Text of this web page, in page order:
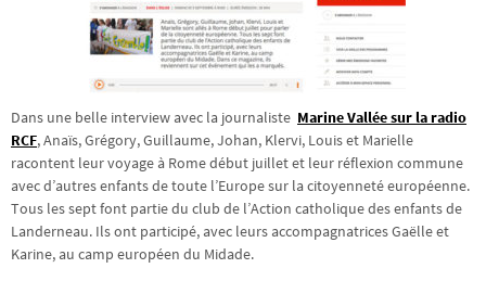
Dans une belle interview avec la journaliste Marine Vallée sur la radio
RCF, Anaïs, Grégory, Guillaume, Johan, Klervi, Louis et Marielle
racontent leur voyage à Rome début juillet et leur réflexion commune
avec d’autres enfants de toute l’Europe sur la citoyenneté européenne.
Tous les sept font partie du club de l’Action catholique des enfants de
Landerneau. Ils ont participé, avec leurs accompagnatrices Gaëlle et
Karine, au camp européen du Midade.